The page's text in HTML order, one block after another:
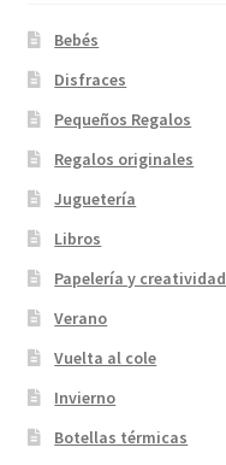
Bebés
Disfraces
Pequeños Regalos
Regalos originales
Juguetería
Libros
Papelería y creatividad
Verano
Vuelta al cole
Invierno
Botellas térmicas